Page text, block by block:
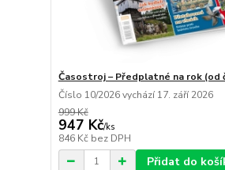
Časostroj – Předplatné na rok (od
Číslo 10/2026 vychází 17. září 2026
999 Kč
947 Kč/ks
846 Kč bez DPH
Přidat do